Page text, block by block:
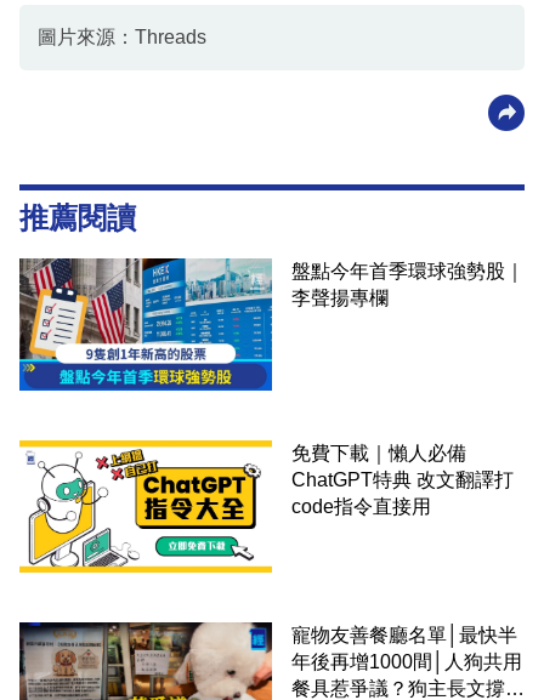
圖片來源：Threads
推薦閱讀
盤點今年首季環球強勢股｜
李聲揚專欄
免費下載｜懶人必備
ChatGPT特典 改文翻譯打
code指令直接用
寵物友善餐廳名單│最快半
年後再增1000間│人狗共用
餐具惹爭議？狗主長文撐